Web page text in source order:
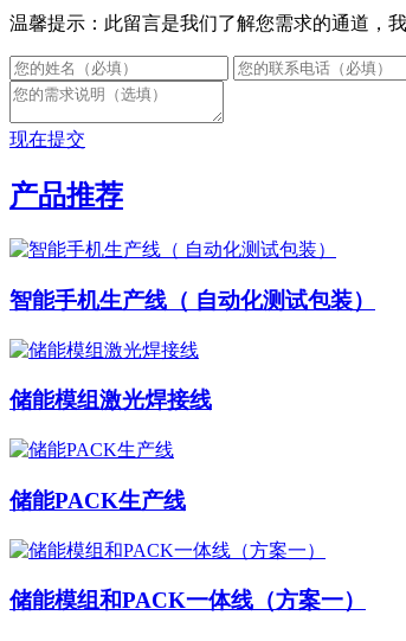
温馨提示：此留言是我们了解您需求的通道，
现在提交
产品推荐
智能手机生产线（ 自动化测试包装）
储能模组激光焊接线
储能PACK生产线
储能模组和PACK一体线（方案一）